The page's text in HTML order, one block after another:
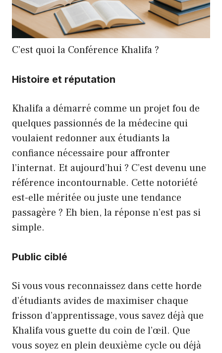
C’est quoi la Conférence Khalifa ?
Histoire et réputation
Khalifa a démarré comme un projet fou de
quelques passionnés de la médecine qui
voulaient redonner aux étudiants la
confiance nécessaire pour affronter
l’internat. Et aujourd’hui ? C’est devenu une
référence incontournable. Cette notoriété
est-elle méritée ou juste une tendance
passagère ? Eh bien, la réponse n’est pas si
simple.
Public ciblé
Si vous vous reconnaissez dans cette horde
d’étudiants avides de maximiser chaque
frisson d’apprentissage, vous savez déjà que
Khalifa vous guette du coin de l’œil. Que
vous soyez en plein deuxième cycle ou déjà